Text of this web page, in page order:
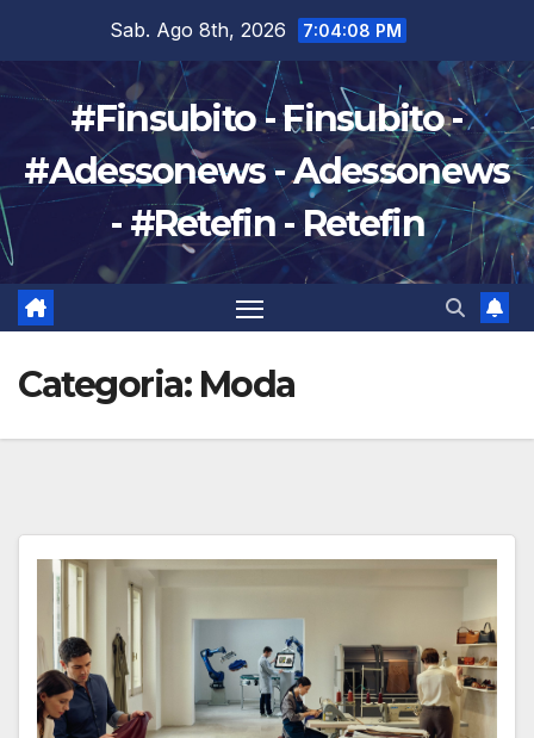
contenuto
Sab. Ago 8th, 2026 7:04:08 PM
#Finsubito - Finsubito -
#Adessonews - Adessonews
- #Retefin - Retefin
Categoria: Moda